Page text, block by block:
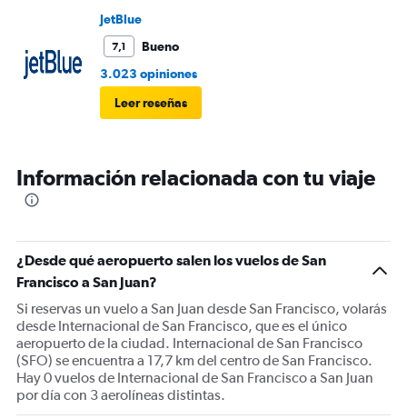
JetBlue
7,1
Bueno
3.023 opiniones
Leer reseñas
Información relacionada con tu viaje
¿Desde qué aeropuerto salen los vuelos de San
Francisco a San Juan?
Si reservas un vuelo a San Juan desde San Francisco, volarás
desde Internacional de San Francisco, que es el único
aeropuerto de la ciudad. Internacional de San Francisco
(SFO) se encuentra a 17,7 km del centro de San Francisco.
Hay 0 vuelos de Internacional de San Francisco a San Juan
por día con 3 aerolíneas distintas.